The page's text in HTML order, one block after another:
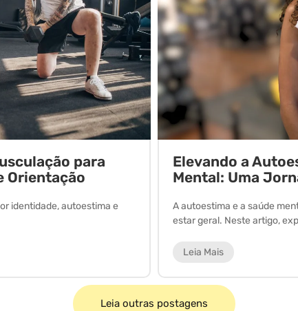
para
Orientação
identidade, autoestima e
Elevando a
Mental: Uma
A autoestima e a saúde
estar geral. Neste artigo,
Leia Mais
Leia outras postagens